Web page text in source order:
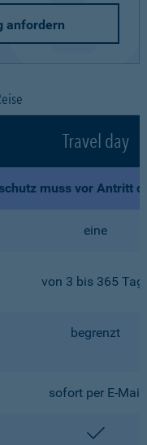
anfordern
Travel day
muss vor Antritt
eine
von 3 bis 365
begrenzt
sofort per E-Mail